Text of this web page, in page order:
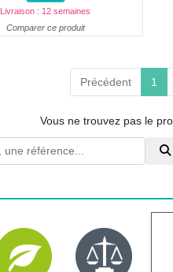
Livraison : 12 semaines
Comparer ce produit
Précédent 1
Vous ne trouvez pas le